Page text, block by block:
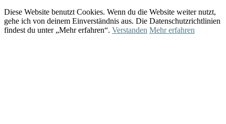
Diese Website benutzt Cookies. Wenn du die Website weiter nutzt,
gehe ich von deinem Einverständnis aus. Die Datenschutzrichtlinien
findest du unter „Mehr erfahren“. Verstanden Mehr erfahren